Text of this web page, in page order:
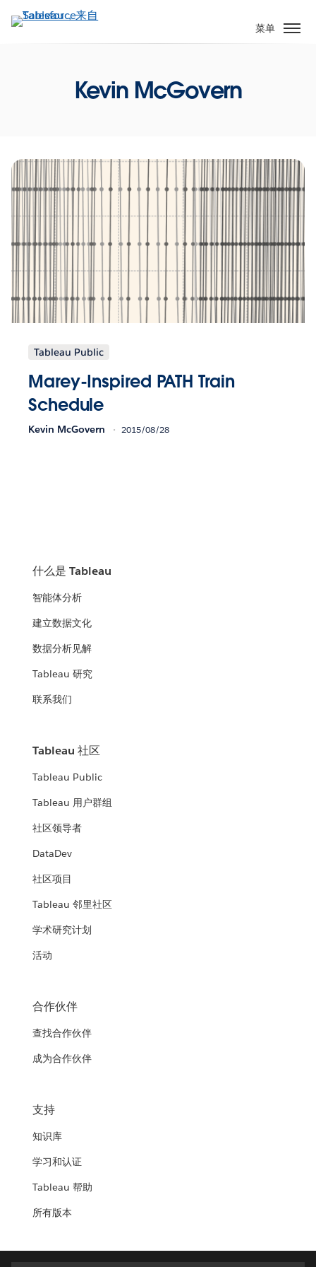
转
菜单
Kevin McGovern
Tableau Public
Marey-Inspired PATH Train
Schedule
Kevin McGovern 2015/08/28
什么是 Tableau
智能体分析
建立数据文化
数据分析见解
Tableau 研究
联系我们
Tableau 社区
Tableau Public
Tableau 用户群组
社区领导者
DataDev
社区项目
Tableau 邻里社区
学术研究计划
活动
合作伙伴
查找合作伙伴
成为合作伙伴
支持
知识库
学习和认证
Tableau 帮助
所有版本